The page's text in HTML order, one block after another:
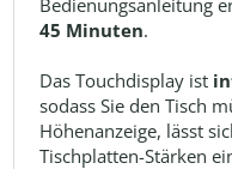
45 Minuten.
Das Touchdisplay ist
sodass Sie den Tisch
Höhenanzeige, lässt
Tischplatten-Stärken